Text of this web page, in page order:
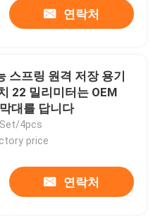
연락처
스프링 원격 저장 용기
22 밀리미터는 OEM
대를 답니다
4pcs
price
연락처